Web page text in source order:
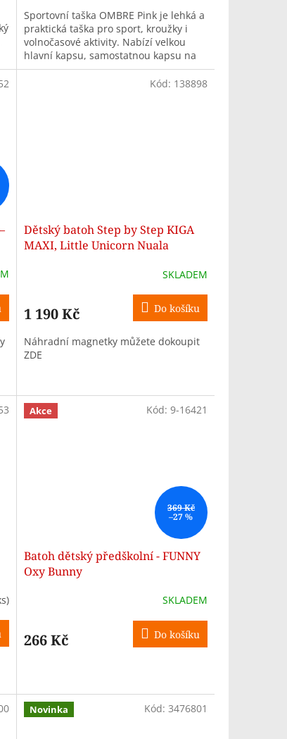
Sportovní taška OMBRE Pink je lehká a
praktická taška pro sport, kroužky i
volnočasové aktivity. Nabízí velkou
hlavní kapsu, samostatnou kapsu na
boty a boční kapsy na...
Dětský batoh Step by Step KIGA
MAXI, Little Unicorn Nuala
SKLADEM
1 190 Kč Do košíku
Náhradní magnetky můžete dokoupit
ZDE
Kód: 138898
Akce
369 Kč
–27 %
Batoh dětský předškolní - FUNNY
Oxy Bunny
SKLADEM
266 Kč Do košíku
Kód: 9-16421
Novinka Kód: 3476801